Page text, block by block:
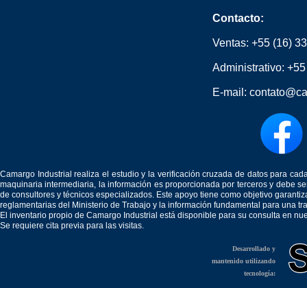
Contacto:
Ventas: +55 (16)
Administrativo:
E-mail:
Camargo Industrial realiza el estudio y la verificación cruzada de datos para
maquinaria intermediaria, la información es proporcionada por terceros y debe
de consultores y técnicos especializados. Este apoyo tiene como objetivo
reglamentarias del Ministerio de Trabajo y la información fundamental para una
El inventario propio de Camargo Industrial está disponible para su consulta en
Se requiere cita previa para las visitas.
Desarrollado y
mantenido utilizando
tecnología: